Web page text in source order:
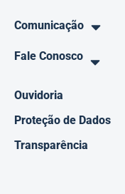
Comunicação
Fale Conosco
Ouvidoria
Proteção de Dados
Transparência